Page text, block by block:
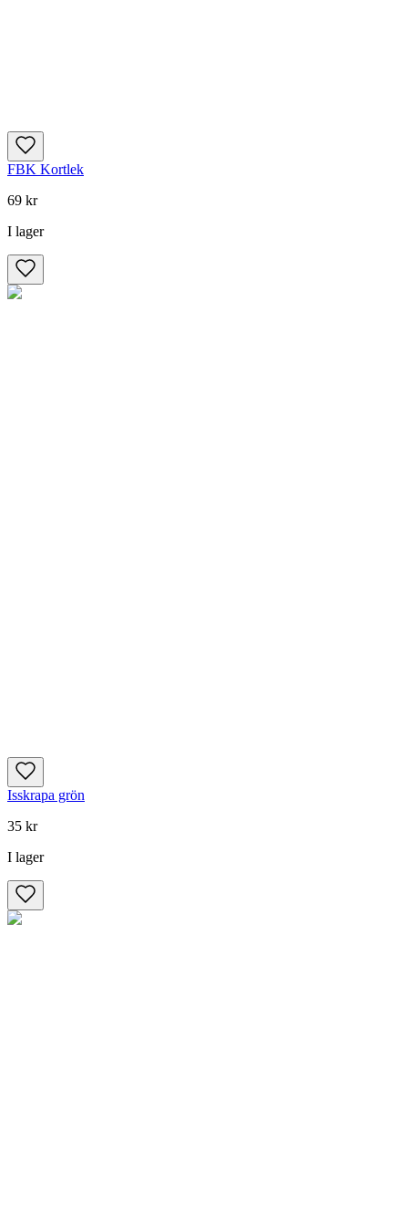
FBK Kortlek
69 kr
I lager
Isskrapa grön
35 kr
I lager